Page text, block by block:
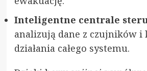
Inteligentne centrale
analizują dane z czujników i
działania całego systemu.